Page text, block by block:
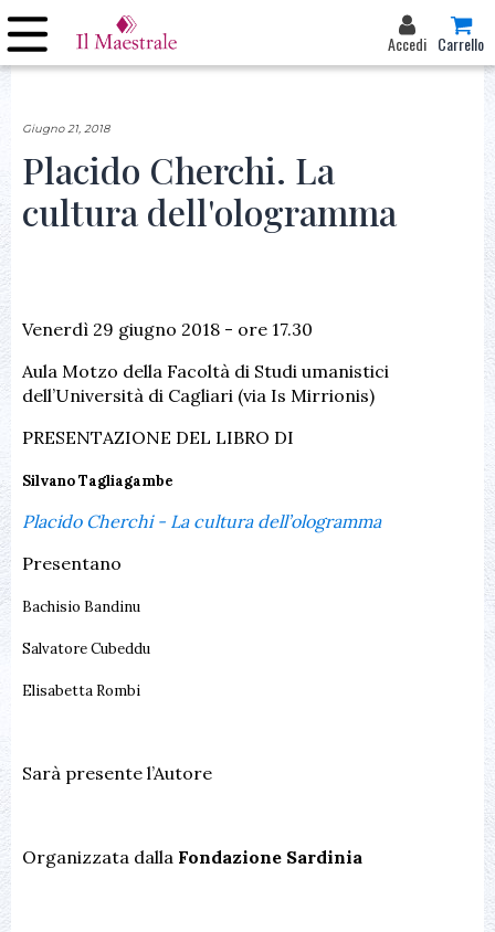
Accedi Carrello
Giugno 21, 2018
Placido Cherchi. La
cultura dell'ologramma
Venerdì 29 giugno 2018 - ore 17.30
Aula Motzo della Facoltà di Studi umanistici
dell’Università di Cagliari (via Is Mirrionis)
PRESENTAZIONE DEL LIBRO DI
Silvano Tagliagambe
Placido Cherchi - La cultura dell’ologramma
Presentano
Bachisio Bandinu
Salvatore Cubeddu
Elisabetta Rombi
Sarà presente l’Autore
Organizzata dalla Fondazione Sardinia